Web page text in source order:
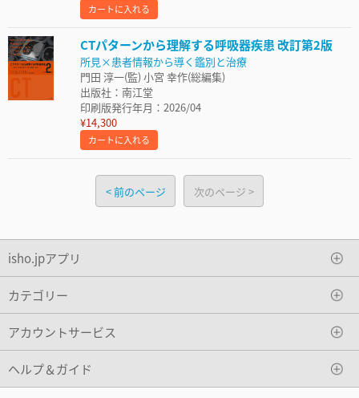
カートに入れる
CTパターンから理解する呼吸器疾患 改訂第2版
所見×患者情報から導く鑑別と治療
門田 淳一(監) 小宮 幸作(総編集)
出版社：南江堂
印刷版発行年月：2026/04
¥14,300
カートに入れる
前のページ 次のページ
isho.jpアプリ
カテゴリー
アカウントサービス
ヘルプ＆ガイド